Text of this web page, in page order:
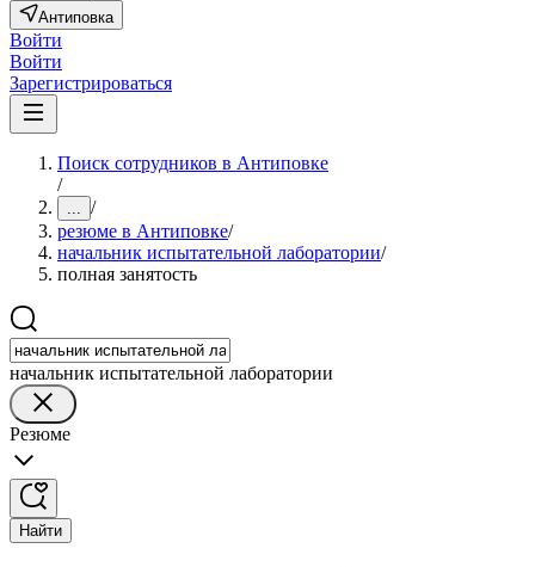
Антиповка
Войти
Войти
Зарегистрироваться
Поиск сотрудников в Антиповке
/
... /
резюме в Антиповке/
начальник испытательной лаборатории/
полная занятость
начальник испытательной лаборатории
Резюме
Найти